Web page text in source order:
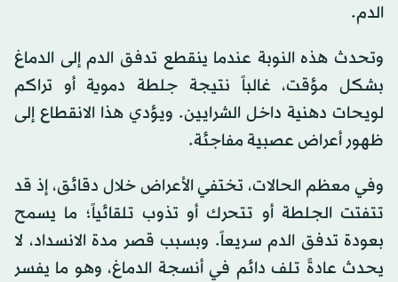
الدم.
وتحدث هذه النوبة عندما ينقطع تدفق الدم إلى الدماغ
بشكل مؤقت، غالباً نتيجة جلطة دموية أو تراكم
لويحات دهنية داخل الشرايين. ويؤدي هذا الانقطاع إلى
ظهور أعراض عصبية مفاجئة.
وفي معظم الحالات، تختفي الأعراض خلال دقائق، إذ قد
تتفتت الجلطة أو تتحرك أو تذوب تلقائياً؛ ما يسمح
بعودة تدفق الدم سريعاً. وبسبب قصر مدة الانسداد، لا
يحدث عادةً تلف دائم في أنسجة الدماغ، وهو ما يفسر